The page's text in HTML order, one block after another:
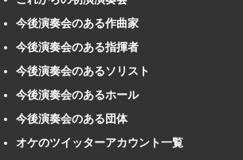
今後演奏会のある作曲家
今後演奏会のある指揮者
今後演奏会のあるソリスト
今後演奏会のあるホール
今後演奏会のある団体
オケのツイッターアカウント一覧